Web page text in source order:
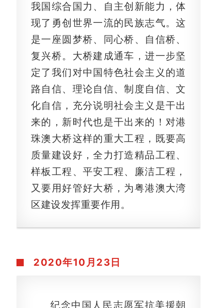
我国综合国力、自主创新能力，体
现了勇创世界一流的民族志气。这
是一座圆梦桥、同心桥、自信桥、
复兴桥。大桥建成通车，进一步坚
定了我们对中国特色社会主义的道
路自信、理论自信、制度自信、文
化自信，充分说明社会主义是干出
来的，新时代也是干出来的！对港
珠澳大桥这样的重大工程，既要高
质量建设好，全力打造精品工程、
样板工程、平安工程、廉洁工程，
又要用好管好大桥，为粤港澳大湾
区建设发挥重要作用。
2020年10月23日
纪念中国人民志愿军抗美援朝